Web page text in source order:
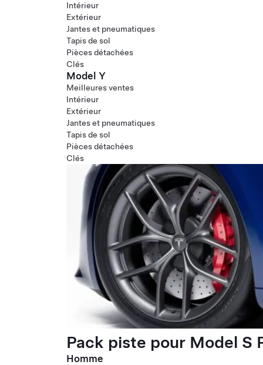
Intérieur
Extérieur
Jantes et pneumatiques
Tapis de sol
Pièces détachées
Clés
Model Y
Meilleures ventes
Intérieur
Extérieur
Jantes et pneumatiques
Tapis de sol
Pièces détachées
Clés
Pack piste pour Model S
Homme